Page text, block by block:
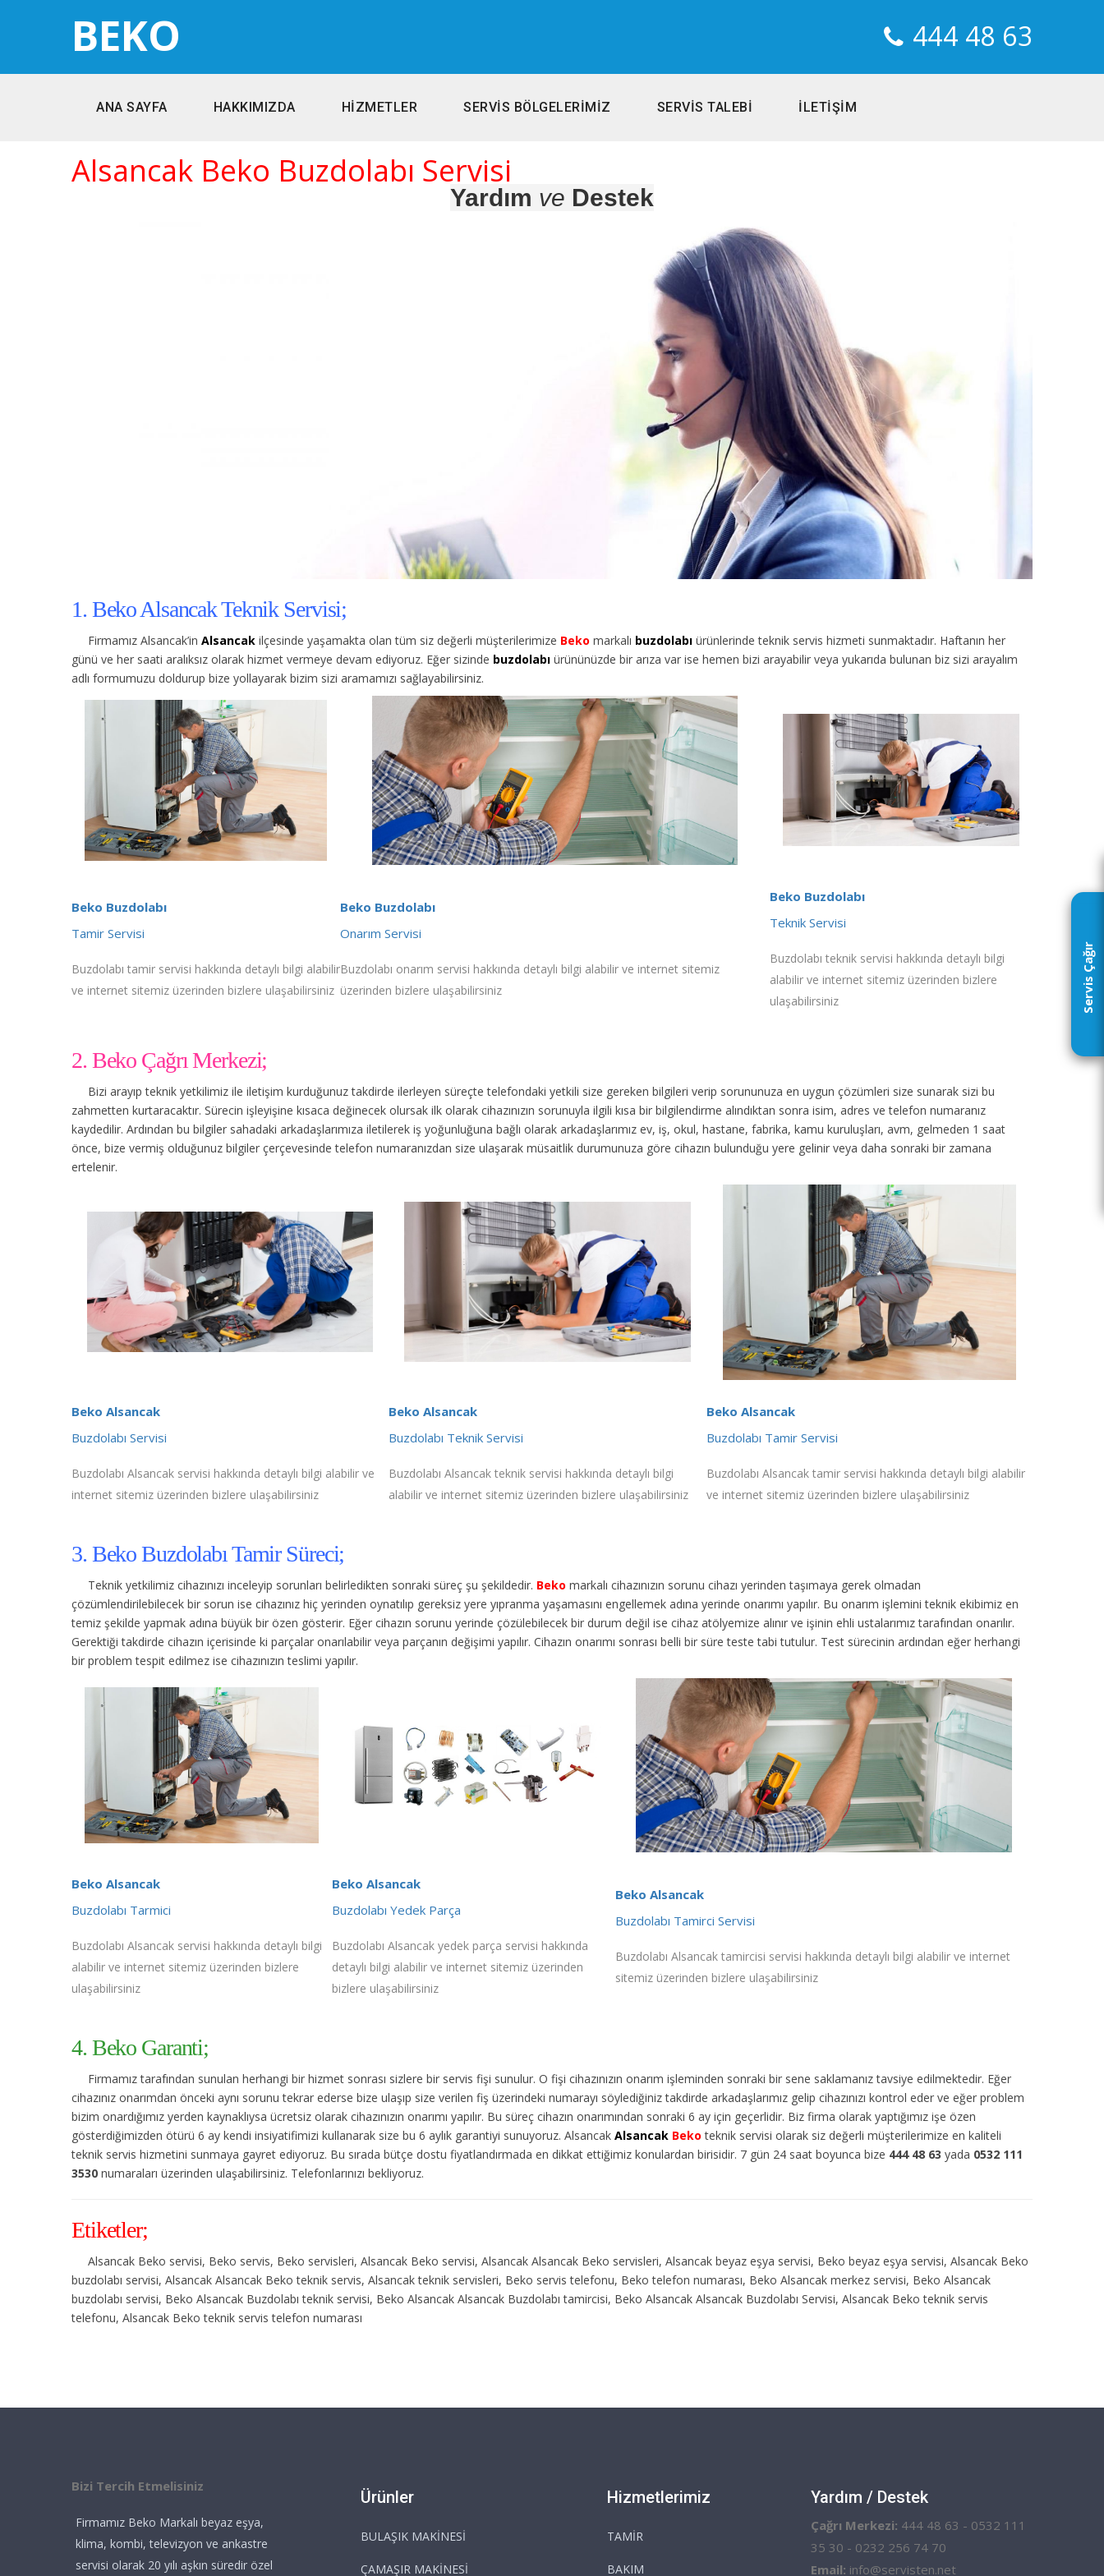
Servis Çağır
BEKO 444 48 63
ANA SAYFA HAKKIMIZDA HİZMETLER SERVİS BÖLGELERİMİZ SERVİS TALEBİ İLETİŞİM
Alsancak Beko Buzdolabı Servisi
Yardım ve Destek
1. Beko Alsancak Teknik Servisi;
Firmamız Alsancak’in Alsancak ilçesinde yaşamakta olan tüm siz değerli müşterilerimize Beko markalı buzdolabı ürünlerinde teknik servis hizmeti sunmaktadır. Haftanın her
günü ve her saati aralıksız olarak hizmet vermeye devam ediyoruz. Eğer sizinde buzdolabı ürününüzde bir arıza var ise hemen bizi arayabilir veya yukarıda bulunan biz sizi arayalım
adlı formumuzu doldurup bize yollayarak bizim sizi aramamızı sağlayabilirsiniz.
Beko Buzdolabı
Tamir Servisi
Buzdolabı tamir servisi hakkında detaylı bilgi alabilir
ve internet sitemiz üzerinden bizlere ulaşabilirsiniz
Beko Buzdolabı
Onarım Servisi
Buzdolabı onarım servisi hakkında detaylı bilgi alabilir ve internet sitemiz
üzerinden bizlere ulaşabilirsiniz
Beko Buzdolabı
Teknik Servisi
Buzdolabı teknik servisi hakkında detaylı bilgi
alabilir ve internet sitemiz üzerinden bizlere
ulaşabilirsiniz
2. Beko Çağrı Merkezi;
Bizi arayıp teknik yetkilimiz ile iletişim kurduğunuz takdirde ilerleyen süreçte telefondaki yetkili size gereken bilgileri verip sorununuza en uygun çözümleri size sunarak sizi bu
zahmetten kurtaracaktır. Sürecin işleyişine kısaca değinecek olursak ilk olarak cihazınızın sorunuyla ilgili kısa bir bilgilendirme alındıktan sonra isim, adres ve telefon numaranız
kaydedilir. Ardından bu bilgiler sahadaki arkadaşlarımıza iletilerek iş yoğunluğuna bağlı olarak arkadaşlarımız ev, iş, okul, hastane, fabrika, kamu kuruluşları, avm, gelmeden 1 saat
önce, bize vermiş olduğunuz bilgiler çerçevesinde telefon numaranızdan size ulaşarak müsaitlik durumunuza göre cihazın bulunduğu yere gelinir veya daha sonraki bir zamana
ertelenir.
Beko Alsancak
Buzdolabı Servisi
Buzdolabı Alsancak servisi hakkında detaylı bilgi alabilir ve
internet sitemiz üzerinden bizlere ulaşabilirsiniz
Beko Alsancak
Buzdolabı Teknik Servisi
Buzdolabı Alsancak teknik servisi hakkında detaylı bilgi
alabilir ve internet sitemiz üzerinden bizlere ulaşabilirsiniz
Beko Alsancak
Buzdolabı Tamir Servisi
Buzdolabı Alsancak tamir servisi hakkında detaylı bilgi alabilir
ve internet sitemiz üzerinden bizlere ulaşabilirsiniz
3. Beko Buzdolabı Tamir Süreci;
Teknik yetkilimiz cihazınızı inceleyip sorunları belirledikten sonraki süreç şu şekildedir. Beko markalı cihazınızın sorunu cihazı yerinden taşımaya gerek olmadan
çözümlendirilebilecek bir sorun ise cihazınız hiç yerinden oynatılıp gereksiz yere yıpranma yaşamasını engellemek adına yerinde onarımı yapılır. Bu onarım işlemini teknik ekibimiz en
temiz şekilde yapmak adına büyük bir özen gösterir. Eğer cihazın sorunu yerinde çözülebilecek bir durum değil ise cihaz atölyemize alınır ve işinin ehli ustalarımız tarafından onarılır.
Gerektiği takdirde cihazın içerisinde ki parçalar onarılabilir veya parçanın değişimi yapılır. Cihazın onarımı sonrası belli bir süre teste tabi tutulur. Test sürecinin ardından eğer herhangi
bir problem tespit edilmez ise cihazınızın teslimi yapılır.
Beko Alsancak
Buzdolabı Tarmici
Buzdolabı Alsancak servisi hakkında detaylı bilgi
alabilir ve internet sitemiz üzerinden bizlere
ulaşabilirsiniz
Beko Alsancak
Buzdolabı Yedek Parça
Buzdolabı Alsancak yedek parça servisi hakkında
detaylı bilgi alabilir ve internet sitemiz üzerinden
bizlere ulaşabilirsiniz
Beko Alsancak
Buzdolabı Tamirci Servisi
Buzdolabı Alsancak tamircisi servisi hakkında detaylı bilgi alabilir ve internet
sitemiz üzerinden bizlere ulaşabilirsiniz
4. Beko Garanti;
Firmamız tarafından sunulan herhangi bir hizmet sonrası sizlere bir servis fişi sunulur. O fişi cihazınızın onarım işleminden sonraki bir sene saklamanız tavsiye edilmektedir. Eğer
cihazınız onarımdan önceki aynı sorunu tekrar ederse bize ulaşıp size verilen fiş üzerindeki numarayı söylediğiniz takdirde arkadaşlarımız gelip cihazınızı kontrol eder ve eğer problem
bizim onardığımız yerden kaynaklıysa ücretsiz olarak cihazınızın onarımı yapılır. Bu süreç cihazın onarımından sonraki 6 ay için geçerlidir. Biz firma olarak yaptığımız işe özen
gösterdiğimizden ötürü 6 ay kendi insiyatifimizi kullanarak size bu 6 aylık garantiyi sunuyoruz. Alsancak Alsancak Bekoteknik servisi olarak siz değerli müşterilerimize en kaliteli
teknik servis hizmetini sunmaya gayret ediyoruz. Bu sırada bütçe dostu fiyatlandırmada en dikkat ettiğimiz konulardan birisidir. 7 gün 24 saat boyunca bize 444 48 63 yada 0532 111
3530 numaraları üzerinden ulaşabilirsiniz. Telefonlarınızı bekliyoruz.
Etiketler;
Alsancak Beko servisi, Beko servis, Beko servisleri, Alsancak Beko servisi, Alsancak Alsancak Beko servisleri, Alsancak beyaz eşya servisi, Beko beyaz eşya servisi, Alsancak Beko
buzdolabı servisi, Alsancak Alsancak Beko teknik servis, Alsancak teknik servisleri, Beko servis telefonu, Beko telefon numarası, Beko Alsancak merkez servisi, Beko Alsancak
buzdolabı servisi, Beko Alsancak Buzdolabı teknik servisi, Beko Alsancak Alsancak Buzdolabı tamircisi, Beko Alsancak Alsancak Buzdolabı Servisi, Alsancak Beko teknik servis
telefonu, Alsancak Beko teknik servis telefon numarası
Bizi Tercih Etmelisiniz
Firmamız Beko Markalı beyaz eşya,
klima, kombi, televizyon ve ankastre
servisi olarak 20 yılı aşkın süredir özel
Ürünler
BULAŞIK MAKİNESİ
ÇAMAŞIR MAKİNESİ
Hizmetlerimiz
TAMİR
BAKIM
Yardım / Destek
Çağrı Merkezi: 444 48 63 - 0532 111
35 30 - 0232 256 74 70
Email: info@servisten.net